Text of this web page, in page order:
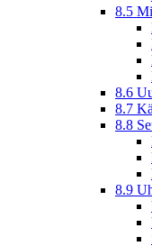
8.5
8.6
8.7
8.8
8.9